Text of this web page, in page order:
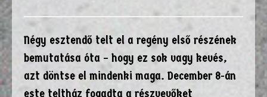
Négy esztendő telt el a regény első részének
bemutatása óta – hogy ez sok vagy kevés,
azt döntse el mindenki maga. December 8-án
este teltház fogadta a részvevőket